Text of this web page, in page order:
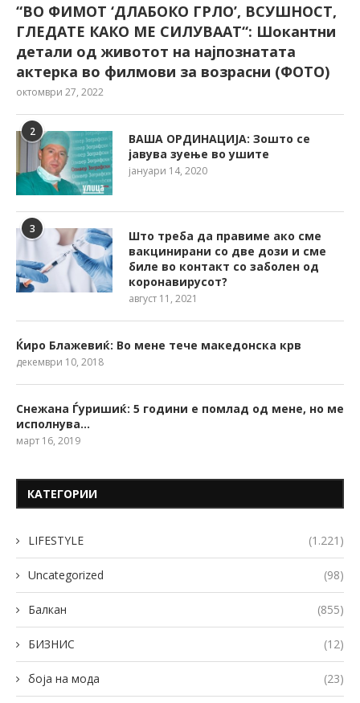
“ВО ФИМОТ ‘ДЛАБОКО ГРЛО’, ВСУШНОСТ,
ГЛЕДАТЕ КАКО МЕ СИЛУВААТ“: Шокантни
детали од животот на најпознатата
актерка во филмови за возрасни (ФОТО)
октомври 27, 2022
2
ВАША ОРДИНАЦИЈА: Зошто се
јавува зуење во ушите
јануари 14, 2020
3
Што треба да правиме ако сме
вакцинирани со две дози и сме
биле во контакт со заболен од
коронавирусот?
август 11, 2021
Ќиро Блажевиќ: Во мене тече македонска крв
декември 10, 2018
Снежана Ѓуришиќ: 5 години е помлад од мене, но ме
исполнува…
март 16, 2019
КАТЕГОРИИ
LIFESTYLE (1.221)
Uncategorized (98)
Балкан (855)
БИЗНИС (12)
боја на мода (23)